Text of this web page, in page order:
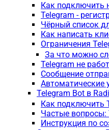
Как подключить
Telegram -
Чёрный список
Как написать
Ограничения
За что можно
Telegram не
Сообщение
Автоматические
Telegram Bot в
Как подключить
Частые вопросы:
Инструкция по